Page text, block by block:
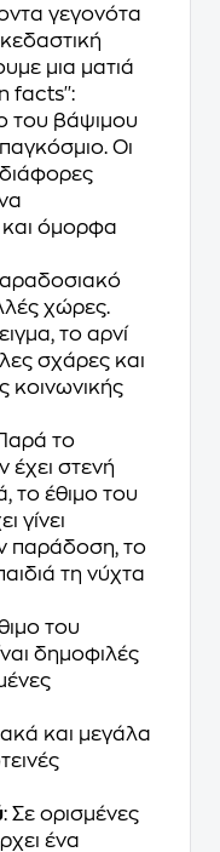
γεγονότα
μια ματιά
facts'':
του βάψιμου
Οι
όμορφα
χώρες.
το αρνί
σχάρες και
κοινωνικής
το
έχει στενή
το έθιμο του
γίνει
παράδοση, το
τη νύχτα
του
δημοφιλές
και μεγάλα
: Σε ορισμένες
ένα